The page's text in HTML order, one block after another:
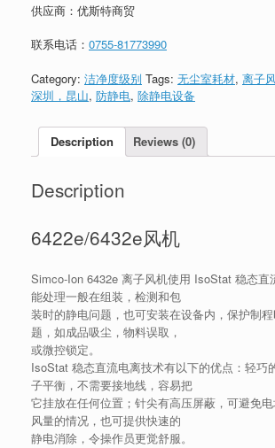
供应商：优斯特商贸
联系电话： 0755-81773990
Category: 洁净度级别 Tags: 无尘室耗材, 离子
深圳，昆山, 防静电, 除静电设备
Description Reviews (0)
Description
6422e/6432e风机
Simco-Ion 6432e 离子风机使用 IsoStat 稳态直
能处理一般在组装，检测和包
装时的静电问题，也可安装在设备内，保护制
题，如成品吸尘，物料误取，
或微控锁定。
IsoStat 稳态直流电离技术有以下的优点：轻巧
子平衡，不需要接地线，容易把
它挂放在任何位置；针尖有高压屏蔽，可避免
风量的情况，也可提供快速的
静电消除，令操作员更觉舒服。